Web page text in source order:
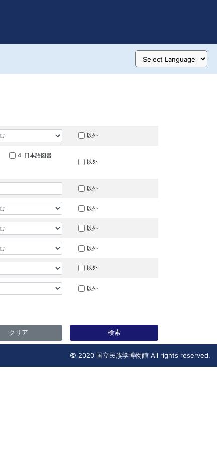
以外
4. 日本語図書
以外
以外
以外
以外
以外
以外
以外
クリア 検索
© 2020 国立民族学博物館 All rights reserved.